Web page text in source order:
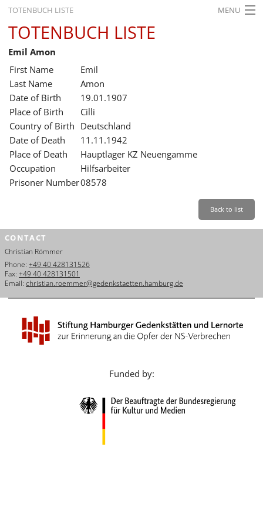
TOTENBUCH LISTE MENU
STARTSEITE
AUSSTELLUNGEN
GESCHICHTE
BILDUNG
FORSCHUNG
SERVICE
Leichte Sprache Back
Dansk
Español
Italiano
Nederlands
Português
TOTENBUCH LISTE
Emil Amon
First Name
Emil
Last Name
Amon
Date of Birth
19.01.1907
Place of Birth
Cilli
Country of Birth Deutschland
Date of Death
11.11.1942
Place of Death
Hauptlager KZ Neuengamme
Occupation
Hilfsarbeiter
Prisoner Number08578
Back to list
CONTACT
Christian Römmer
Phone: +49 40 428131526
Fax: +49 40 428131501
Email: christian.roemmer@gedenkstaetten.hamburg.de
Funded by: